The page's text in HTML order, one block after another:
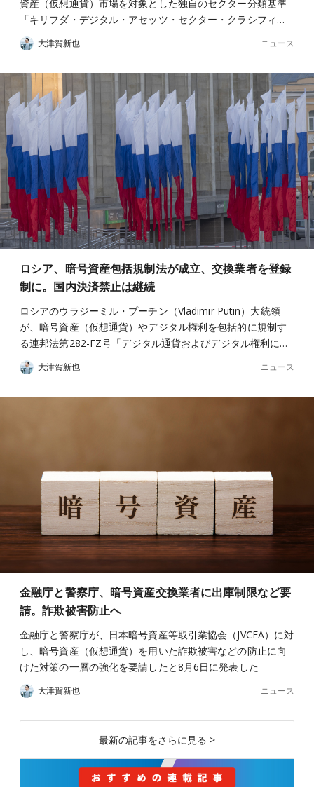
資産（仮想通貨）市場を対象とした独自のセクター分類基準
「キリフダ・デジタル・アセッツ・セクター・クラシフィ…
大津賀新也 ニュース
ロシア、暗号資産包括規制法が成立、交換業者を登録
制に。国内決済禁止は継続
ロシアのウラジーミル・プーチン（Vladimir Putin）大統領
が、暗号資産（仮想通貨）やデジタル権利を包括的に規制す
る連邦法第282-FZ号「デジタル通貨およびデジタル権利に…
大津賀新也 ニュース
金融庁と警察庁、暗号資産交換業者に出庫制限など要
請。詐欺被害防止へ
金融庁と警察庁が、日本暗号資産等取引業協会（JVCEA）に対
し、暗号資産（仮想通貨）を用いた詐欺被害などの防止に向
けた対策の一層の強化を要請したと8月6日に発表した
大津賀新也 ニュース
最新の記事をさらに見る >